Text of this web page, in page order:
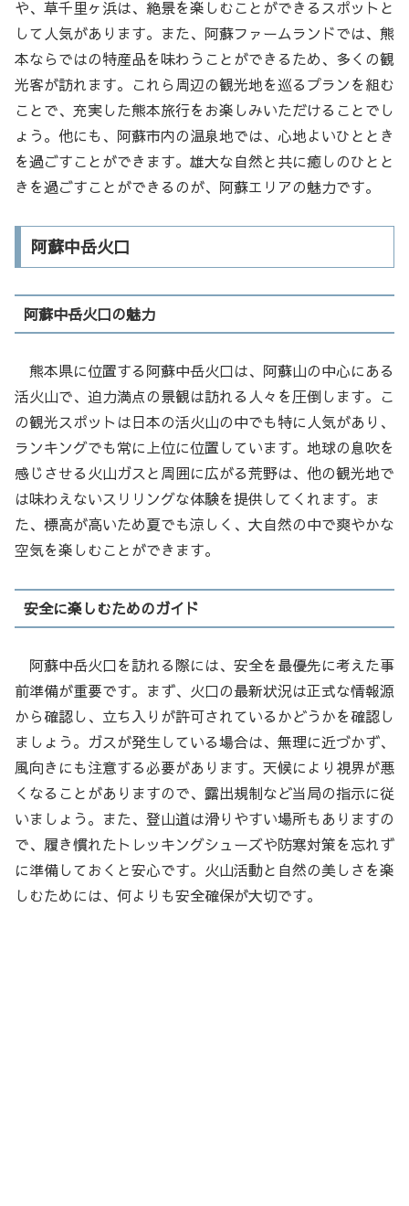
や、草千里ヶ浜は、絶景を楽しむことができるスポットと
して人気があります。また、阿蘇ファームランドでは、熊
本ならではの特産品を味わうことができるため、多くの観
光客が訪れます。これら周辺の観光地を巡るプランを組む
ことで、充実した熊本旅行をお楽しみいただけることでし
ょう。他にも、阿蘇市内の温泉地では、心地よいひととき
を過ごすことができます。雄大な自然と共に癒しのひとと
きを過ごすことができるのが、阿蘇エリアの魅力です。
阿蘇中岳火口
阿蘇中岳火口の魅力
熊本県に位置する阿蘇中岳火口は、阿蘇山の中心にある
活火山で、迫力満点の景観は訪れる人々を圧倒します。こ
の観光スポットは日本の活火山の中でも特に人気があり、
ランキングでも常に上位に位置しています。地球の息吹を
感じさせる火山ガスと周囲に広がる荒野は、他の観光地で
は味わえないスリリングな体験を提供してくれます。ま
た、標高が高いため夏でも涼しく、大自然の中で爽やかな
空気を楽しむことができます。
安全に楽しむためのガイド
阿蘇中岳火口を訪れる際には、安全を最優先に考えた事
前準備が重要です。まず、火口の最新状況は正式な情報源
から確認し、立ち入りが許可されているかどうかを確認し
ましょう。ガスが発生している場合は、無理に近づかず、
風向きにも注意する必要があります。天候により視界が悪
くなることがありますので、露出規制など当局の指示に従
いましょう。また、登山道は滑りやすい場所もありますの
で、履き慣れたトレッキングシューズや防寒対策を忘れず
に準備しておくと安心です。火山活動と自然の美しさを楽
しむためには、何よりも安全確保が大切です。